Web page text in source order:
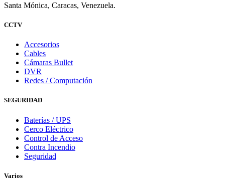
Santa Mónica, Caracas, Venezuela.
CCTV
Accesorios
Cables
Cámaras Bullet
DVR
Redes / Computación
SEGURIDAD
Baterías / UPS
Cerco Eléctrico
Control de Acceso
Contra Incendio
Seguridad
Varios